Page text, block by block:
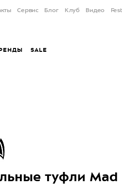
Сервис Блог Клуб Видео Fest
SALE
туфли Mad